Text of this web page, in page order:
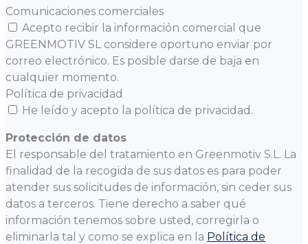
Comunicaciones comerciales
Acepto recibir la información comercial que
GREENMOTIV SL considere oportuno enviar por
correo electrónico. Es posible darse de baja en
cualquier momento.
Política de privacidad
He leído y acepto la política de privacidad.
Protección de datos
El responsable del tratamiento en Greenmotiv S.L. La
finalidad de la recogida de sus datos es para poder
atender sus solicitudes de información, sin ceder sus
datos a terceros. Tiene derecho a saber qué
información tenemos sobre usted, corregirla o
eliminarla tal y como se explica en la Política de